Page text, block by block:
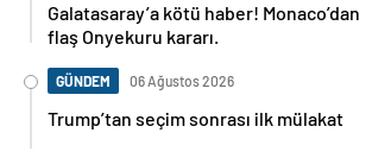
Galatasaray’a kötü haber! Monaco’dan
flaş Onyekuru kararı.
GÜNDEM 06 Ağustos 2026
Trump’tan seçim sonrası ilk mülakat